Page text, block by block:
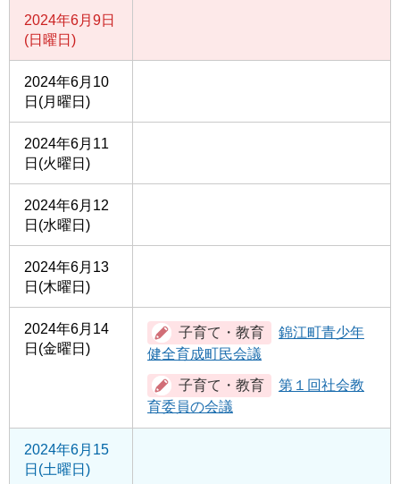
2024年6月9日
(日曜日)
2024年6月10
日(月曜日)
2024年6月11
日(火曜日)
2024年6月12
日(水曜日)
2024年6月13
日(木曜日)
2024年6月14
日(金曜日)
錦江町青少年
健全育成町民会議
第１回社会教
育委員の会議
2024年6月15
日(土曜日)